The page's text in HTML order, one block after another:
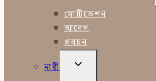
মোটিভেশন
আবেগ
প্রবচন
নারী
TOGGLE